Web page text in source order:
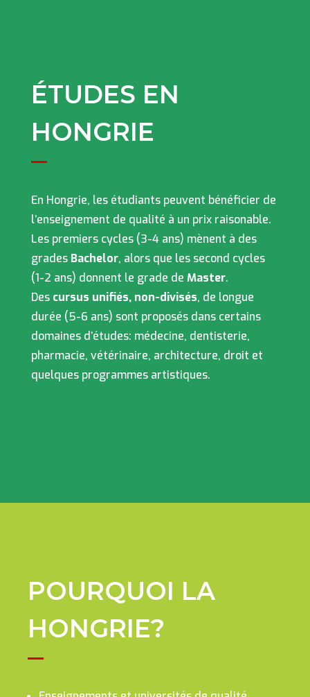
ÉTUDES EN
HONGRIE
En Hongrie, les étudiants peuvent bénéficier de
l’enseignement de qualité à un prix raisonable.
Les premiers cycles (3-4 ans) mènent à des
grades
Bachelor
, alors que les second cycles
(1-2 ans) donnent le grade de Master
Des cursus unifiés, non-divisés, de longue
durée (5-6 ans) sont proposés dans certains
domaines d’études: médecine, dentisterie,
pharmacie, vétérinaire, architecture, droit et
quelques programmes artistiques.
POURQUOI LA
HONGRIE?